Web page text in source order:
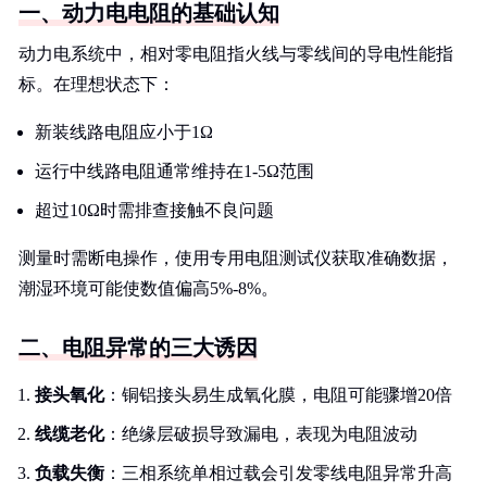
一、动力电电阻的基础认知
动力电系统中，相对零电阻指火线与零线间的导电性能指
标。在理想状态下：
新装线路电阻应小于1Ω
运行中线路电阻通常维持在1-5Ω范围
超过10Ω时需排查接触不良问题
测量时需断电操作，使用专用电阻测试仪获取准确数据，
潮湿环境可能使数值偏高5%-8%。
二、电阻异常的三大诱因
接头氧化：铜铝接头易生成氧化膜，电阻可能骤增20倍
线缆老化：绝缘层破损导致漏电，表现为电阻波动
负载失衡 ：三相系统单相过载会引发零线电阻异常升高